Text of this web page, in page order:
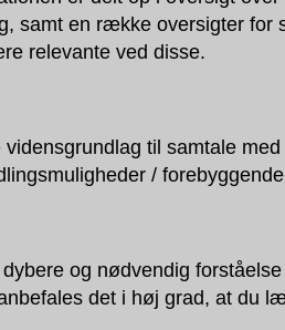
samt en række oversigter for
relevante ved disse.
vidensgrundlag til samtale
/
og nødvendig
det i høj grad, at du